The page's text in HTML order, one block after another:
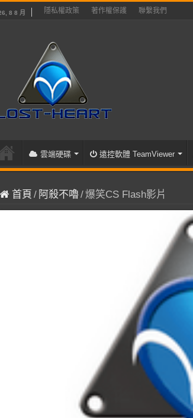
8 8 月 隱私權政策 著作權保護 聯繫我們
雲端硬碟 遠控軟體 TeamViewer
首頁 / 阿殺不嚕/爆笑CS Flash影片